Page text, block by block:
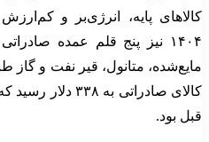
کالاهای پایه، انرژی‌بر و
۱۴۰۴ نیز پنج قلم عمده
مایع‌شده، متانول، قیر نفت و
قبل بود.